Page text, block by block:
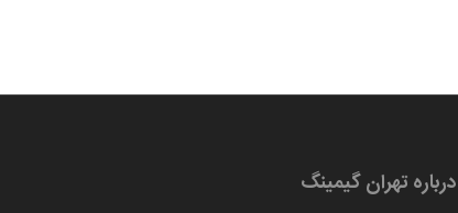
درباره تهران گیمینگ